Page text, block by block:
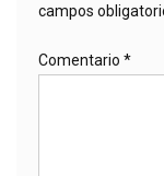
campos
Comentario *